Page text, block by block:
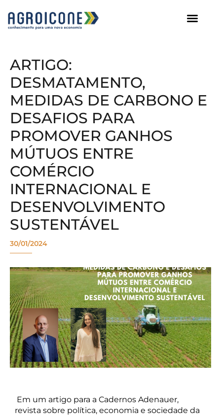
ARTIGO:
DESMATAMENTO,
MEDIDAS DE CARBONO E
DESAFIOS PARA
PROMOVER GANHOS
MÚTUOS ENTRE
COMÉRCIO
INTERNACIONAL E
DESENVOLVIMENTO
SUSTENTÁVEL
30/01/2024
Em um artigo para a Cadernos Adenauer,
revista sobre política, economia e sociedade da